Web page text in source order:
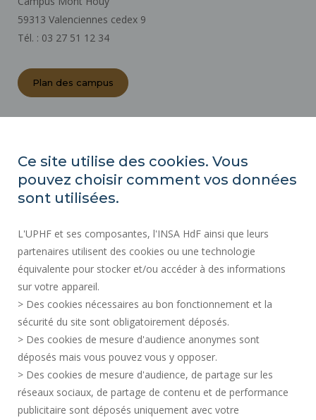
59313 Valenciennes cedex 9
Tél. : 03 27 51 12 34
Plan des campus
MARCHÉS PUBLICS
PLAN DU SITE
PLAN DES CAMPUS
MENTIONS LÉGALES
CONTACTS
DONNÉES PERSONNELLES
SERVICES PUBLICS +
CRÉDITS
JE DONNE MON AVIS
ACCESSIBILITÉ : NON CONFORME
GESTION DES COOKIES
Ce site utilise des cookies. Vous
pouvez choisir comment vos données
sont utilisées.
L'UPHF et ses composantes, l'INSA HdF ainsi que leurs
partenaires utilisent des cookies ou une technologie
équivalente pour stocker et/ou accéder à des informations
sur votre appareil.
> Des cookies nécessaires au bon fonctionnement et la
sécurité du site sont obligatoirement déposés.
> Des cookies de mesure d'audience anonymes sont
déposés mais vous pouvez vous y opposer.
> Des cookies de mesure d'audience, de partage sur les
réseaux sociaux, de partage de contenu et de performance
publicitaire sont déposés uniquement avec votre